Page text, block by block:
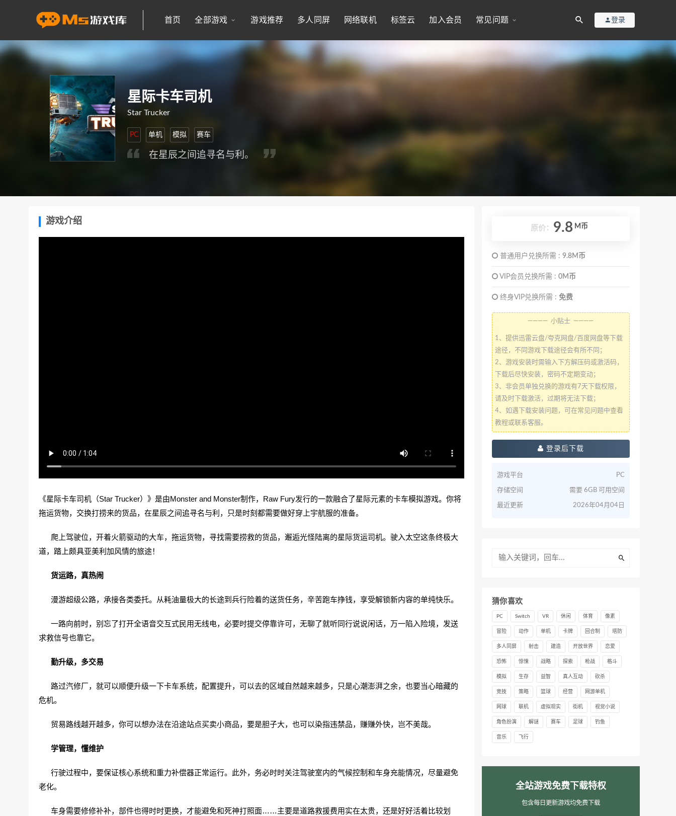
首页 全部游戏 游戏推荐 多人同屏 网络联机 标签云 加入会员 常见问题 登录
星际卡车司机
Star Trucker
PC 单机 模拟 赛车
在星辰之间追寻名与利。
游戏介绍
《星际卡车司机（Star Trucker）》是由Monster and Monster制作，Raw Fury发行的一款融合了星际元素的卡车模拟游戏。你将
拖运货物，交换打捞来的货品，在星辰之间追寻名与利，只是时刻都需要做好穿上宇航服的准备。
爬上驾驶位，开着火箭驱动的大车，拖运货物，寻找需要捞救的货品，邂逅光怪陆离的星际货运司机。驶入太空这条终极大
道，踏上颇具亚美利加风情的旅途！
货运路，真热闹
漫游超级公路，承接各类委托。从耗油量极大的长途到兵行险着的送货任务，辛苦跑车挣钱，享受解锁新内容的单纯快乐。
一路向前时，别忘了打开全语音交互式民用无线电，必要时提交停靠许可，无聊了就听同行说说闲话，万一陷入险境，发送
求救信号也靠它。
勤升级，多交易
路过汽修厂，就可以顺便升级一下卡车系统，配置提升，可以去的区域自然越来越多，只是心潮澎湃之余，也要当心暗藏的
危机。
贸易路线越开越多，你可以想办法在沿途站点买卖小商品，要是胆子大，也可以染指违禁品，赚赚外快，岂不美哉。
学管理，懂维护
行驶过程中，要保证核心系统和重力补偿器正常运行。此外，务必时时关注驾驶室内的气候控制和车身充能情况，尽量避免
老化。
车身需要修修补补，部件也得时时更换，才能避免和死神打照面……主要是道路救援费用实在太贵，还是好好活着比较划
原价： 9.8 M币
普通用户兑换所需 : 9.8M币
VIP会员兑换所需 : 0M币
终身VIP兑换所需 : 免费
———— 小贴士 ————
1、提供迅雷云盘/夸克网盘/百度网盘等下载
途径，不同游戏下载途径会有所不同；
2、游戏安装时需输入下方解压码或激活码，
下载后尽快安装，密码不定期变动；
3、非会员单独兑换的游戏有7天下载权限，
请及时下载激活，过期将无法下载；
4、如遇下载安装问题，可在常见问题中查看
教程或联系客服。
登录后下载
游戏平台 PC
存储空间 需要 6GB 可用空间
最近更新 2026年04月04日
猜你喜欢
PC Switch VR 休闲 体育 像素
冒险 动作 单机 卡牌 回合制 塔防
多人同屏 射击 建造 开放世界 恋爱
恐怖 惊悚 战略 探索 枪战 格斗
模拟 生存 益智 真人互动 砍杀
竞技 策略 篮球 经营 网游单机
网球 联机 虚拟现实 街机 视觉小说
角色扮演 解谜 赛车 足球 钓鱼
音乐 飞行
全站游戏免费下载特权
包含每日更新游戏均免费下载